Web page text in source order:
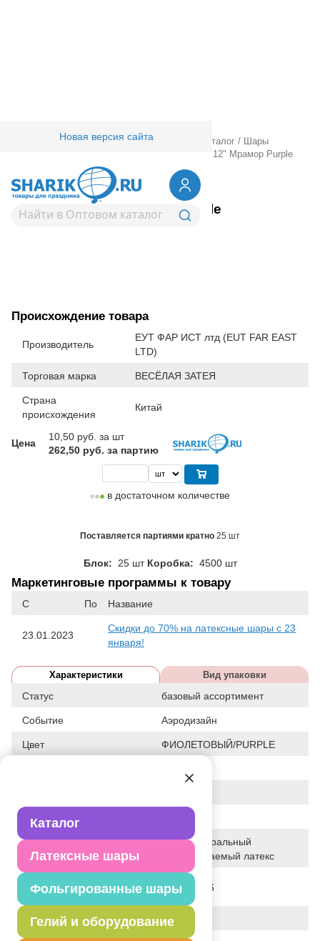
Каталог
Латексные шары
Фольгированные шары
Гелий и оборудование
Новая версия сайта
Товары для праздника/ Оптовый каталог /
Шары
Е 12" Мрамор Purple
1108-0564Е 12" Мрамор Purple
Происхождение товара
Производитель
ЕУТ ФАР ИСТ лтд (EUT FAR EAST
LTD)
Торговая марка ВЕСЁЛАЯ ЗАТЕЯ
Страна
происхождения
Китай
Цена
10,50 руб. за шт
262,50 руб. за партию
в достаточном количестве
Поставляется партиями кратно 25 шт
Блок: 25 шт Коробка: 4500 шт
Маркетинговые программы к товару
С По Название
23.01.2023
Скидки до 70% на латексные шары с 23
января!
Характеристики Вид упаковки
Статус базовый ассортимент
Событие Аэродизайн
Цвет ФИОЛЕТОВЫЙ/PURPLE
Общие размеры 12"/30СМ
100% натуральный
биоразлагаемый латекс
изменения элемента
05-07-2026
Вес 3.200 г